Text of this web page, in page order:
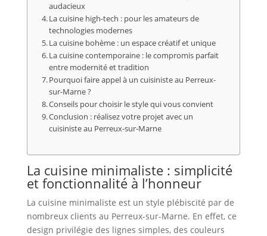
audacieux
La cuisine high-tech : pour les amateurs de
technologies modernes
La cuisine bohème : un espace créatif et unique
La cuisine contemporaine : le compromis parfait
entre modernité et tradition
Pourquoi faire appel à un cuisiniste au Perreux-
sur-Marne ?
Conseils pour choisir le style qui vous convient
Conclusion : réalisez votre projet avec un
cuisiniste au Perreux-sur-Marne
La cuisine minimaliste : simplicité
et fonctionnalité à l’honneur
La cuisine minimaliste est un style plébiscité par de
nombreux clients au Perreux-sur-Marne. En effet, ce
design privilégie des lignes simples, des couleurs